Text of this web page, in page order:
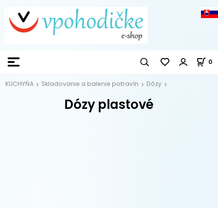
0
KUCHYŇA Skladovanie a balenie potravín Dózy
Dózy plastové